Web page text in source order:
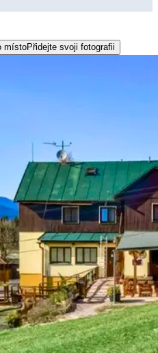
místoPřidejte svoji fotografii